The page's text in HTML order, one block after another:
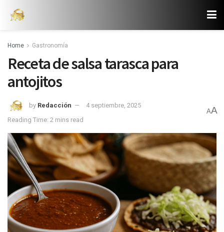
Home Gastronomía
Receta de salsa tarasca para
antojitos
by Redacción
4 septiembre, 2025
Reading Time: 2 mins read
AA